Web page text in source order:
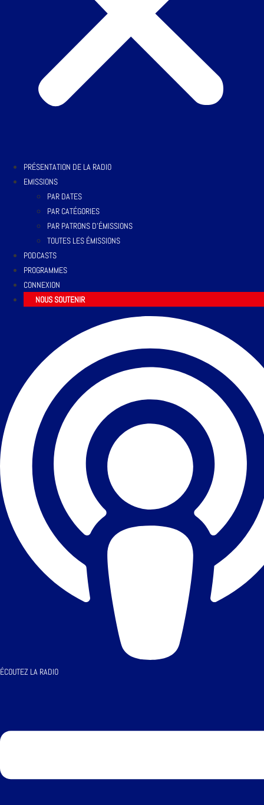
PRÉSENTATION DE LA RADIO
EMISSIONS
PAR DATES
PAR CATÉGORIES
PAR PATRONS D’ÉMISSIONS
TOUTES LES ÉMISSIONS
PODCASTS
PROGRAMMES
CONNEXION
NOUS SOUTENIR
ÉCOUTEZ LA RADIO